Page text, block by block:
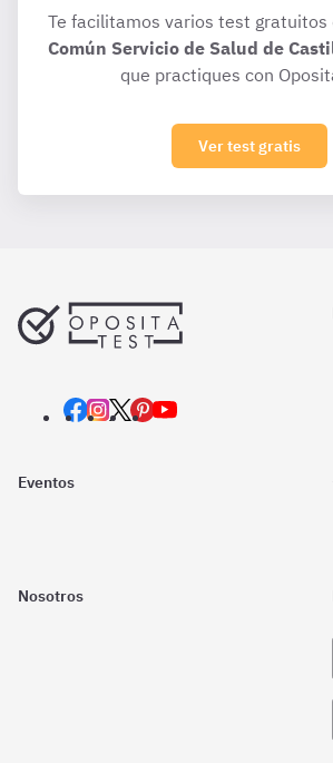
Te facilitamos varios test gratuitos
Común Servicio de Salud de
que practiques con
Ver test gratis
Eventos
Nosotros